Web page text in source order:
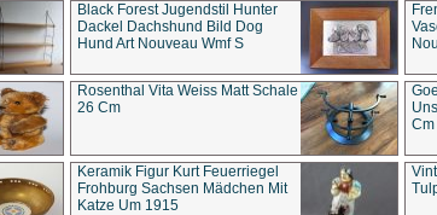
Black Forest Jugendstil Hunter
Dackel Dachshund Bild Dog
Hund Art Nouveau Wmf S
Rosenthal Vita Weiss Matt Schale
26 Cm
Cm
Keramik Figur Kurt Feuerriegel
Frohburg Sachsen Mädchen Mit
Katze Um 1915